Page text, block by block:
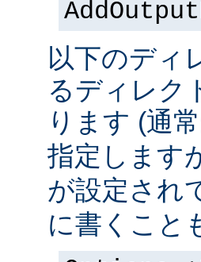
以下のディ
るディレク
ります (通
指定します
が設定され
に書くこと